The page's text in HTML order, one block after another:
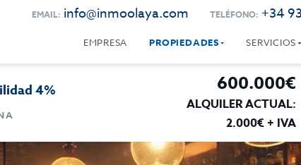
EMAIL: info@inmoolaya.com TELÉFONO: +34
EMPRESA PROPIEDADES SERVICIOS
4% 600.000€
ALQUILER ACTUAL:
2.000€ + IVA